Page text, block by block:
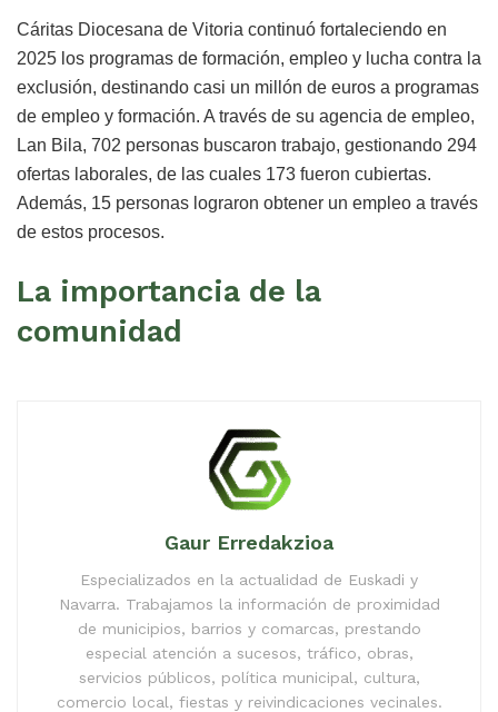
Cáritas Diocesana de Vitoria continuó fortaleciendo en
2025 los programas de formación, empleo y lucha contra la
exclusión, destinando casi un millón de euros a programas
de empleo y formación. A través de su agencia de empleo,
Lan Bila, 702 personas buscaron trabajo, gestionando 294
ofertas laborales, de las cuales 173 fueron cubiertas.
Además, 15 personas lograron obtener un empleo a través
de estos procesos.
La importancia de la
comunidad
Gaur Erredakzioa
Especializados en la actualidad de Euskadi y
Navarra. Trabajamos la información de proximidad
de municipios, barrios y comarcas, prestando
especial atención a sucesos, tráfico, obras,
servicios públicos, política municipal, cultura,
comercio local, fiestas y reivindicaciones vecinales.